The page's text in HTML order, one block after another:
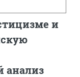
и
анализ